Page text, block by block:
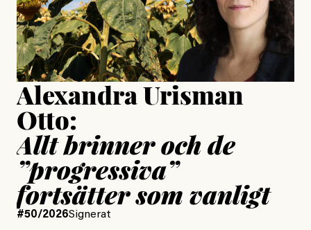
Jesper Lundby
Publicerad15 July, 2026
Uppdaterad15 July, 2026
Alexandra Urisman
Otto:
Allt brinner och de
”progressiva”
fortsätter som vanligt
#50/2026Signerat